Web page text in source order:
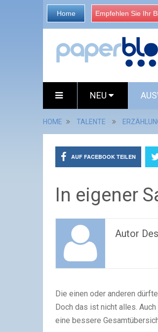
Home Empfehlen Sie Ihr
NEU
HOME TALENTE
AUF FACEBOOK TEILEN
In eigener
Autor
Die einen oder anderen
Doch das ist nicht alles.
eine bessere